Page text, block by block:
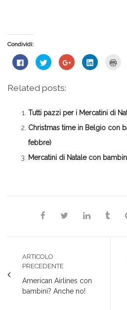
Condividi:
Fai
clic
su
Facebook
in
una
finestra)
Fai
clic
condividere
su
apre
in
nuova
finestra)
Fai
clic
apre
in
nuova
finestra)
Fai
clic
apre
in
nuova
finestra)
una
Related posts:
Tutti pazzi per i Mercatini di
Christmas time in Belgio con
febbre)
Mercatini di Natale con
ARTICOLO
PRECEDENTE
American Airlines con
bambini? Anche no!